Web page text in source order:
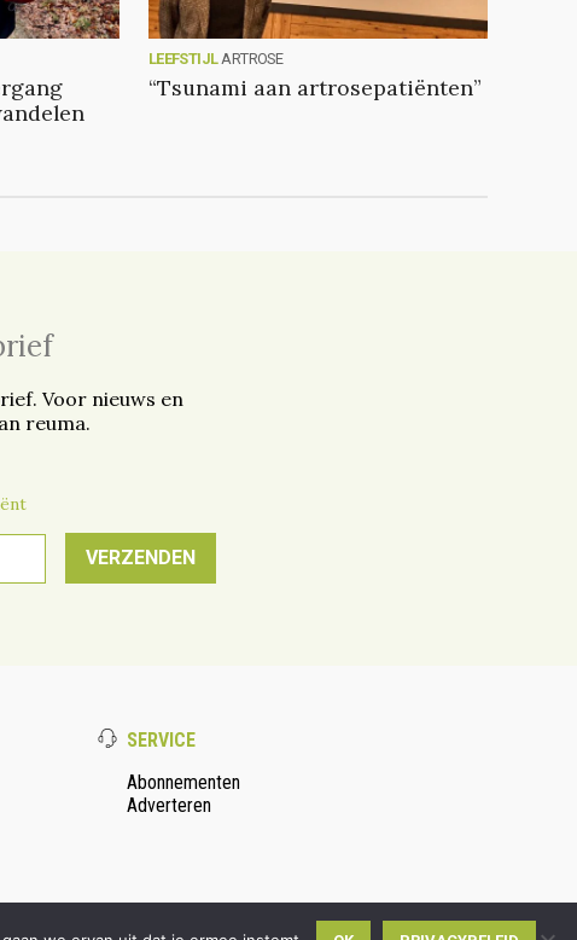
LEEFSTIJL ARTROSE
“Tsunami aan artrosepatiënten”
Voor nieuws en
reuma.
SERVICE
Abonnementen
Adverteren